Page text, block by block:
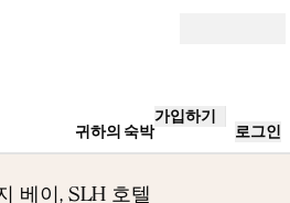
귀하의 숙박
가입하기
로그인
베이, SLH 호텔